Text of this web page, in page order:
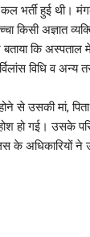
भर्ती हुई थी।
किसी अज्ञात
बताया कि
विधि व
से उसकी मां,
हो गई। उसके
के अधिकारियों ने